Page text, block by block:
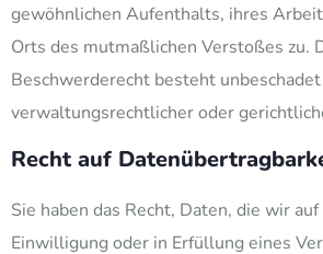
gewöhnlichen Aufenthalts, ihres
Orts des mutmaßlichen Verstoßes zu.
Beschwerderecht besteht
verwaltungsrechtlicher oder
Recht auf
Sie haben das Recht, Daten, die wir
Einwilligung oder in Erfüllung eines